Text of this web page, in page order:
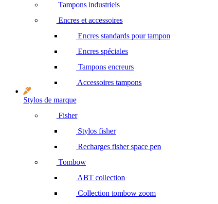
Tampons industriels
Encres et accessoires
Encres standards pour tampon
Encres spéciales
Tampons encreurs
Accessoires tampons
Stylos de marque
Fisher
Stylos fisher
Recharges fisher space pen
Tombow
ABT collection
Collection tombow zoom